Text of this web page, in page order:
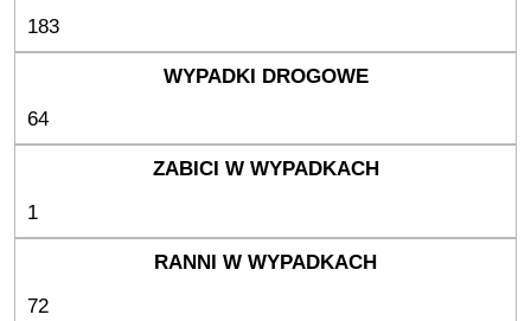
183
64
1
72